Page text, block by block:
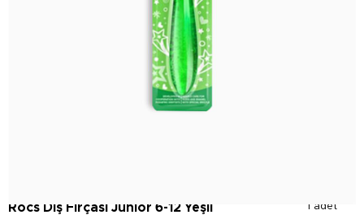
1 adet
Rocs Diş Fırçası Junior 6-12 Yeşil